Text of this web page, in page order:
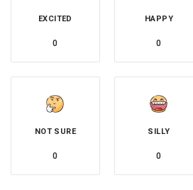
EXCITED
0
HAPPY
0
NOT SURE
0
SILLY
0